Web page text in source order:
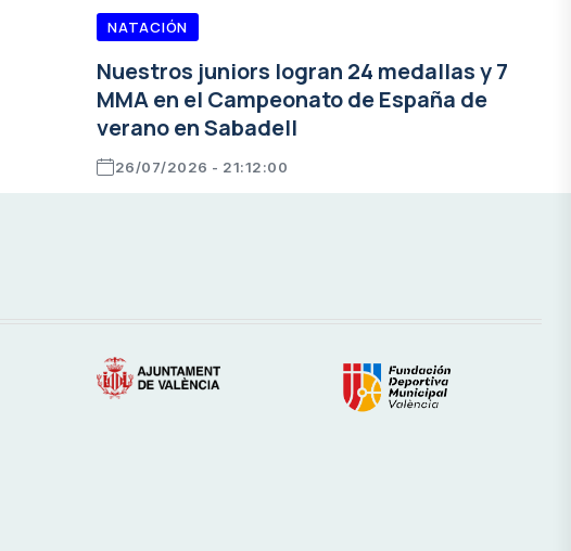
NATACIÓN
Nuestros juniors logran 24 medallas y 7
MMA en el Campeonato de España de
verano en Sabadell
26/07/2026 - 21:12:00